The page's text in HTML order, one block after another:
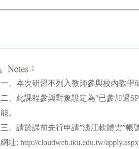
一、本次研習不列入教師參與校內教學
二、此課程參與對象設定為"已參加過
能。
三、請於課前先行申請”淡江軟體雲”帳
網址: http://cloudweb.tku.edu.tw/apply.aspx